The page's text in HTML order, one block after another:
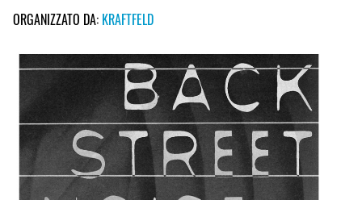
ORGANIZZATO DA: KRAFTFELD